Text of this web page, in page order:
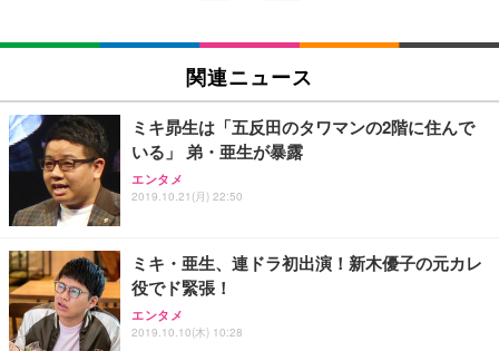
SIHOO B100 オフィスチェア／デスクチェア メッシ
ュチェア 人間工学 疲れない ブラック
￥27,999
Sezlife オフィスチェア デスクチェア 疲れない テレ
ワーク チェア 強化バックレスト 30度ロッキング機
能 人間工学 椅子 腰サポート 90度跳ね上げ式アーム
務用 おしゃれ パソコンチェア (ブラック)
Sezlife オフィスチェア デスクチェア 疲れない テレ
ワーク チェア 強化バックレスト 30度ロッキング機
能 人間工学 椅子 腰サポート 90度跳ね上げ式アーム
EIZO ビジネス向けプレミアムモニター | FlexScan
￥109,572
【純正品】27"ゲーミングモニター DualSense 充電
フック付き（CFI-ZDM1J）
【整備済み品】Dell E2724HS 27インチ 液晶モニタ
ー フルHD（1920×1080）VA 非光沢 HDMI/DisplayP
ort/VGA スピーカー内蔵 高さ調整 スイベル VESA対
Amazonベーシック ペットシーツ 厚型 ワイド 42枚
x2袋(84枚) ホワイト(吸収面:ライトブルー)
￥3,234
ネオ・ルーライフ ネオ・オムツ L 中型犬用 26枚入
り 単品
Smart Basic(スマートベーシック) 【Amazon.co.jp
限定】 Smart Basic アイリスオーヤマ ペットシーツ
超厚型 お徳用 ワイド 100枚入 (x 1) (ケース販売)
関連ニュース
ミキ昴生は「五反田のタワマンの2階に住んで
いる」 弟・亜生が暴露
エンタメ
2019.10.21(月) 22:50
ミキ・亜生、連ドラ初出演！新木優子の元カレ
役でド緊張！
エンタメ
2019.10.10(木) 10:28